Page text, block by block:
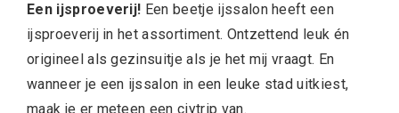
Een ijsproeverij! Een beetje ijssalon heeft een
ijsproeverij in het assortiment. Ontzettend leuk én
origineel als gezinsuitje als je het mij vraagt. En
wanneer je een ijssalon in een leuke stad uitkiest,
maak je er meteen een ciytrip van.